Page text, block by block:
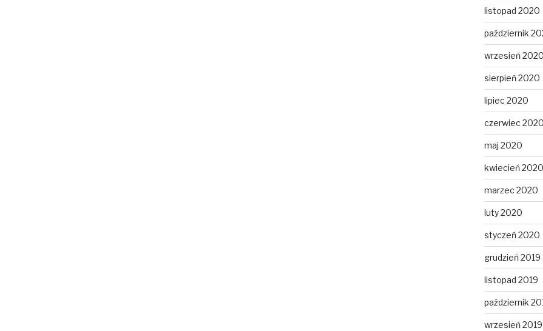
listopad 2020
październik
wrzesień
sierpień 2020
lipiec 2020
czerwiec
maj 2020
kwiecień 2020
marzec 2020
luty 2020
styczeń 2020
grudzień 2019
listopad 2019
październik
wrzesień 2019